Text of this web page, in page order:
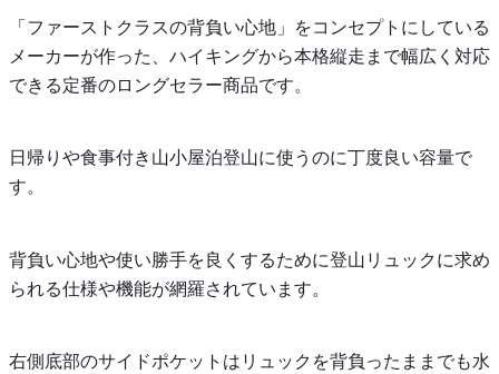
「ファーストクラスの背負い心地」をコンセプトにしている
メーカーが作った、ハイキングから本格縦走まで幅広く対応
できる定番のロングセラー商品です。
日帰りや食事付き山小屋泊登山に使うのに丁度良い容量で
す。
背負い心地や使い勝手を良くするために登山リュックに求め
られる仕様や機能が網羅されています。
右側底部のサイドポケットはリュックを背負ったままでも水